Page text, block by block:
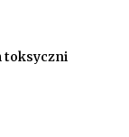
toksyczni